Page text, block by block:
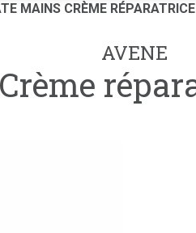
MAINS CRÈME
AVENE